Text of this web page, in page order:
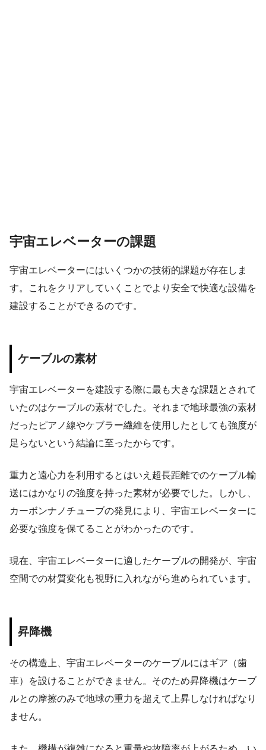
宇宙エレベーターの課題
宇宙エレベーターにはいくつかの技術的課題が存在しま
す。これをクリアしていくことでより安全で快適な設備を
建設することができるのです。
ケーブルの素材
宇宙エレベーターを建設する際に最も大きな課題とされて
いたのはケーブルの素材でした。それまで地球最強の素材
だったピアノ線やケブラー繊維を使用したとしても強度が
足らないという結論に至ったからです。
重力と遠心力を利用するとはいえ超長距離でのケーブル輸
送にはかなりの強度を持った素材が必要でした。しかし、
カーボンナノチューブの発見により、宇宙エレベーターに
必要な強度を保てることがわかったのです。
現在、宇宙エレベーターに適したケーブルの開発が、宇宙
空間での材質変化も視野に入れながら進められています。
昇降機
その構造上、宇宙エレベーターのケーブルにはギア（歯
車）を設けることができません。そのため昇降機はケーブ
ルとの摩擦のみで地球の重力を超えて上昇しなければなり
ません。